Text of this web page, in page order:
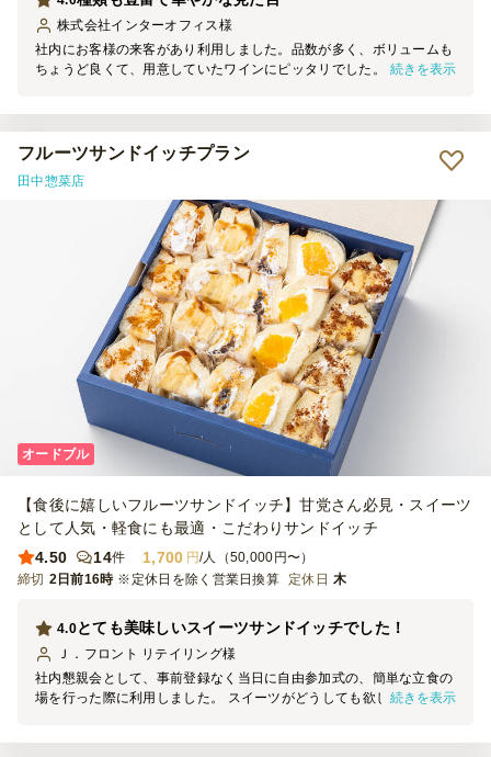
株式会社インターオフィス様
社内にお客様の来客があり利用しました。品数が多く、ボリュームも
ちょうど良くて、用意していたワインにピッタリでした。また、見た
続きを表示
フルーツサンドイッチプラン
田中惣菜店
オードブル
【食後に嬉しいフルーツサンドイッチ】甘党さん必見・スイーツ
として人気・軽食にも最適・こだわりサンドイッチ
4.50
14件 1,700 円/人（50,000円〜）
締切 2日前16時 ※定休日を除く営業日換算 定休日 木
とても美味しいスイーツサンドイッチでした！
4.0
Ｊ．フロント リテイリング様
社内懇親会として、事前登録なく当日に自由参加式の、簡単な立食の
場を行った際に利用しました。 スイーツがどうしても欲しく、小分
続きを表示